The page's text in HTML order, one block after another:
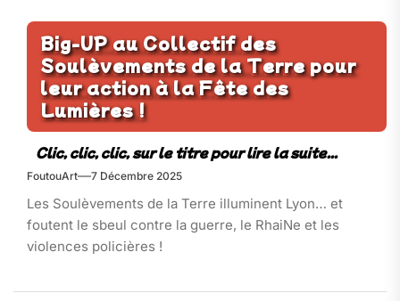
Big-UP au Collectif des
Soulèvements de la Terre pour
leur action à la Fête des
Lumières !
FoutouArt 7 Décembre 2025
Les Soulèvements de la Terre illuminent Lyon… et
foutent le sbeul contre la guerre, le RhaiNe et les
violences policières !